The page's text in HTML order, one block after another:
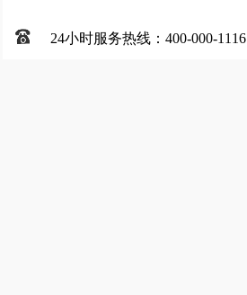
24小时服务热线：400-000-1116